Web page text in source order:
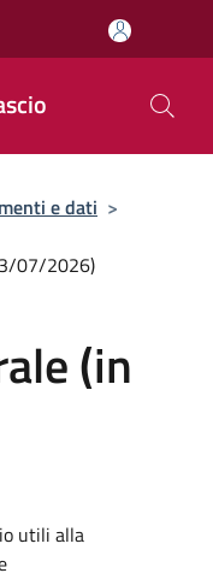
e dati >
07/2026)
(in
utili alla